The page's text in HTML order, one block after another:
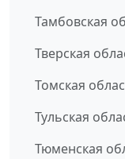
Тамбовская
Тверская
Томская
Тульская
Тюменская